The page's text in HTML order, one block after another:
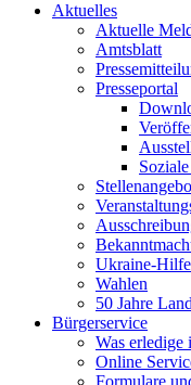
Aktuelles
Aktuelle
Amtsblatt
Presseportal
Ukraine-
Wahlen
50 Jahre
Bürgerservice
Was erledige
Online